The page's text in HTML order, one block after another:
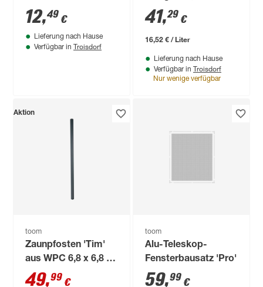
12,49 €
Lieferung nach Hause
Verfügbar in Troisdorf
41,29 €
16,52 € / Liter
Lieferung nach Hause
Verfügbar in Troisdorf
Nur wenige verfügbar
Aktion
toom
Zaunpfosten 'Tim'
aus WPC 6,8 x 6,8 x
240 cm anthrazit
49,99 €
toom
Alu-Teleskop-
Fensterbausatz 'Pro'
59,99 €